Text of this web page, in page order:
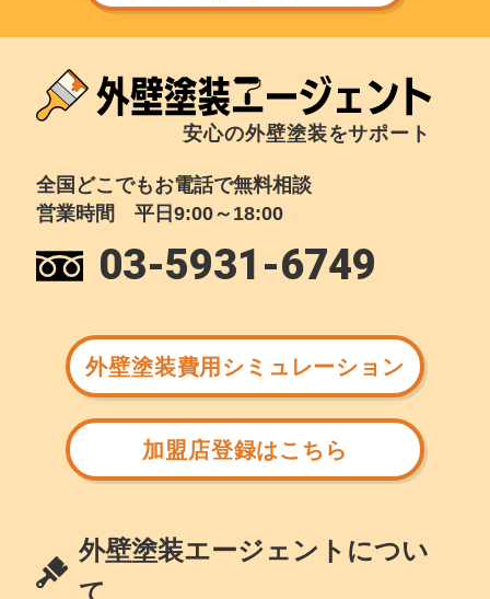
安心の外壁塗装をサポート
全国どこでもお電話で無料相談
営業時間 平日9:00～18:00
03-5931-6749
外壁塗装費用シミュレーション
加盟店登録はこちら
外壁塗装エージェントについ
て